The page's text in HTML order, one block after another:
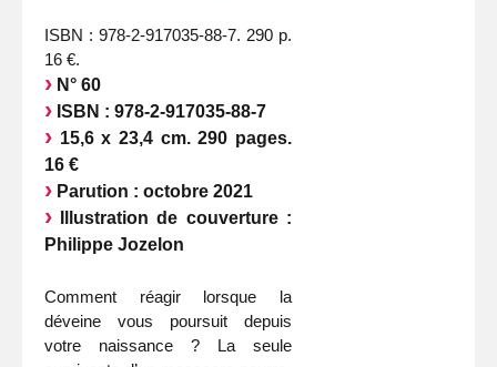
ISBN : 978-2-917035-88-7. 290 p.
16 €.
N° 60
ISBN : 978-2-917035-88-7
15,6 x 23,4 cm. 290 pages.
16 €
Parution : octobre 2021
Illustration de couverture :
Philippe Jozelon
Comment réagir lorsque la
déveine vous poursuit depuis
votre naissance ? La seule